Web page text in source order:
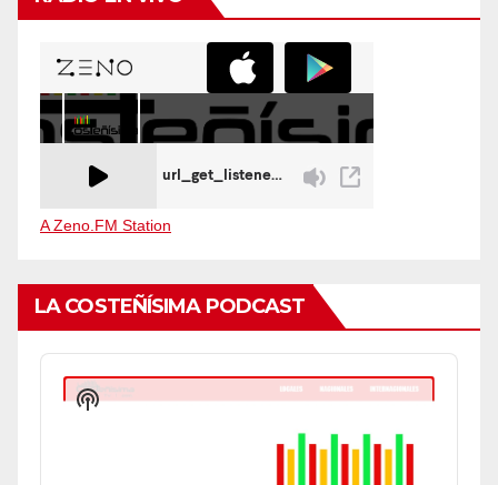
A Zeno.FM Station
LA COSTEÑÍSIMA PODCAST
Audio
Player
Show